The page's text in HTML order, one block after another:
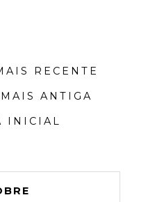
RECENTE
ANTIGA
INICIAL